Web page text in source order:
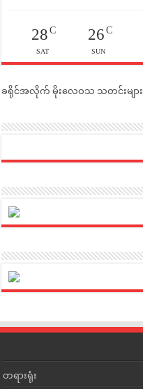
28C
SAT
26C
SUN
ခရိုင်အလိုက် မိုးလေဝသ သတင်းများ
တရားရုံး